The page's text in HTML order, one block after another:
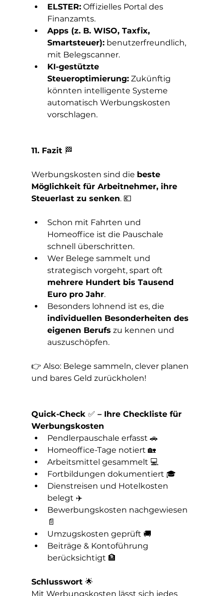
ELSTER: Offizielles Portal des
Finanzamts.
Apps (z. B. WISO, Taxfix,
Smartsteuer): benutzerfreundlich,
mit Belegscanner.
KI-gestützte
Steueroptimierung: Zukünftig
könnten intelligente Systeme
automatisch Werbungskosten
vorschlagen.
11. Fazit 🏁
Werbungskosten sind die beste
Möglichkeit für Arbeitnehmer, ihre
Steuerlast zu senken. 💶
Schon mit Fahrten und
Homeoffice ist die Pauschale
schnell überschritten.
Wer Belege sammelt und
strategisch vorgeht, spart oft
mehrere Hundert bis Tausend
Euro pro Jahr.
Besonders lohnend ist es, die
individuellen Besonderheiten des
eigenen Berufs zu kennen und
auszuschöpfen.
👉 Also: Belege sammeln, clever planen
und bares Geld zurückholen!
Quick-Check ✅ – Ihre Checkliste für
Werbungskosten
Pendlerpauschale erfasst 🚗
Homeoffice-Tage notiert 🏡
Arbeitsmittel gesammelt 💻
Fortbildungen dokumentiert 🎓
Dienstreisen und Hotelkosten
belegt ✈️
Bewerbungskosten nachgewiesen
📄
Umzugskosten geprüft 🚚
Beiträge & Kontoführung
berücksichtigt 🏦
Schlusswort 🌟
Mit Werbungskosten lässt sich jedes